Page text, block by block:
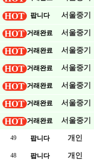
HOT 팝니다 서울중기
HOT 거래완료 서울중기
HOT 거래완료 서울중기
HOT 거래완료 서울중기
HOT 거래완료 서울중기
HOT 거래완료 서울중기
HOT 거래완료 서울중기
49
팝니다 개인
48
팝니다 개인